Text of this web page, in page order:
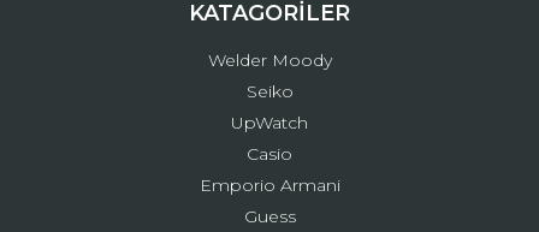
KATAGORİLER
Welder Moody
Seiko
UpWatch
Casio
Emporio Armani
Guess